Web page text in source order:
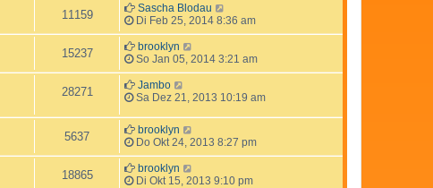
11159
Sascha Blodau
Di Feb 25, 2014 8:36 am
15237
brooklyn
So Jan 05, 2014 3:21 am
28271
Jambo
Sa Dez 21, 2013 10:19 am
5637
brooklyn
Do Okt 24, 2013 8:27 pm
18865
brooklyn
Di Okt 15, 2013 9:10 pm